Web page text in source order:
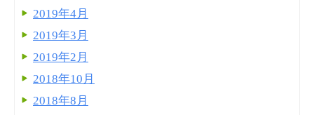
2019年4月
2019年3月
2019年2月
2018年10月
2018年8月